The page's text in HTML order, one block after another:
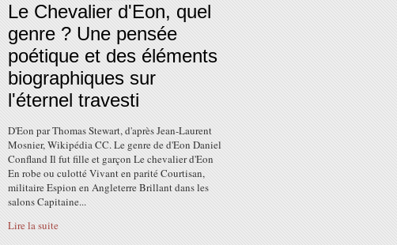
Le Chevalier d'Eon, quel
genre ? Une pensée
poétique et des éléments
biographiques sur
l'éternel travesti
D'Eon par Thomas Stewart, d'après Jean-Laurent
Mosnier, Wikipédia CC. Le genre de d'Eon Daniel
Confland Il fut fille et garçon Le chevalier d'Eon
En robe ou culotté Vivant en parité Courtisan,
militaire Espion en Angleterre Brillant dans les
salons Capitaine...
Lire la suite